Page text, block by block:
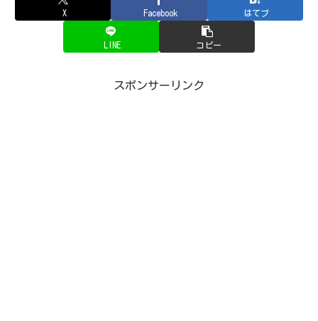
X Facebook はてブ
LINE コピー
スポンサーリンク